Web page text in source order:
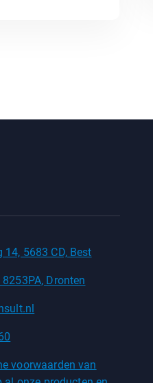
5683 CD, Best
Dronten
voorwaarden van